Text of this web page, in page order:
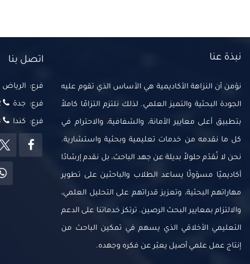
نبذة عنا
نؤمن أن النزاهة الأكاديمية هي الأساس الذي تقوم عليه
الجودة البحثية والتميز العلمي. لذلك نلتزم التزامًا كاملاً
بتطبيق أعلى معايير الأمانة، والشفافية، والاحترام في
كل ما نقدمه من خدمات تعليمية وبحثية واستشارية.
نحن لا نُقدّم حلولاً بديلة عن جهد الباحث، بل نقدم إرشادًا
أكاديميًا مسؤولًا يساعد الطلاب والباحثين على تطوير
مهاراتهم البحثية، وتعزيز قدراتهم على التحليل العلمي،
والالتزام بمعايير البحث الرصين. ترتكز خدماتنا على الدعم
التعليمي الأخلاقي الذي يسهم في تمكين الباحث من
إنتاج عمل علمي أصيل يعبّر عن فكره وجهده.
اتصل بنا
فرع: الرياض
فرع: جدة
فرع: كندا